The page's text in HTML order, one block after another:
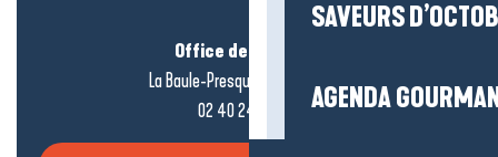
SAVEURS
AGENDA
Office de tourisme
La Baule-Presqu’île de Guérande
02 40 24 34 44